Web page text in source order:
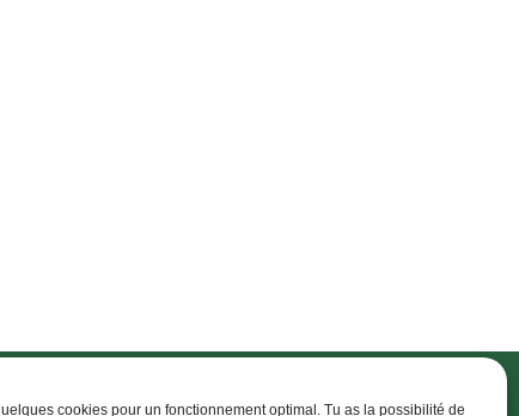
cookies pour un fonctionnement optimal. Tu as la possibilité de